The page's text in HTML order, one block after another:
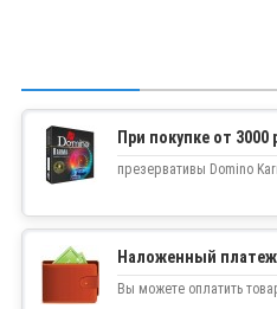
При покупке от 3000
презервативы Domino
Наложенный платеж
Вы можете оплатить